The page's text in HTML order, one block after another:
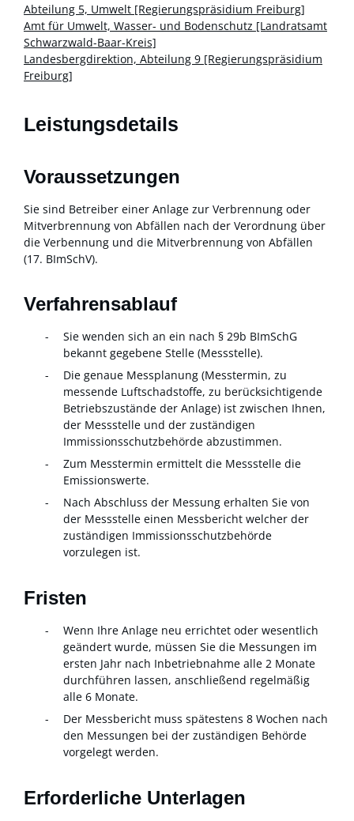
Abteilung 5, Umwelt [Regierungspräsidium Freiburg]
Amt für Umwelt, Wasser- und Bodenschutz [Landratsamt
Schwarzwald-Baar-Kreis]
Landesbergdirektion, Abteilung 9 [Regierungspräsidium
Freiburg]
Leistungsdetails
Voraussetzungen
Sie sind Betreiber einer Anlage zur Verbrennung oder
Mitverbrennung von Abfällen nach der Verordnung über
die Verbennung und die Mitverbrennung von Abfällen
(17. BImSchV).
Verfahrensablauf
Sie wenden sich an ein nach § 29b BImSchG
bekannt gegebene Stelle (Messstelle).
Die genaue Messplanung (Messtermin, zu
messende Luftschadstoffe, zu berücksichtigende
Betriebszustände der Anlage) ist zwischen Ihnen,
der Messstelle und der zuständigen
Immissionsschutzbehörde abzustimmen.
Zum Messtermin ermittelt die Messstelle die
Emissionswerte.
Nach Abschluss der Messung erhalten Sie von
der Messstelle einen Messbericht welcher der
zuständigen Immissionsschutzbehörde
vorzulegen ist.
Fristen
Wenn Ihre Anlage neu errichtet oder wesentlich
geändert wurde, müssen Sie die Messungen im
ersten Jahr nach Inbetriebnahme alle 2 Monate
durchführen lassen, anschließend regelmäßig
alle 6 Monate.
Der Messbericht muss spätestens 8 Wochen nach
den Messungen bei der zuständigen Behörde
vorgelegt werden.
Erforderliche Unterlagen